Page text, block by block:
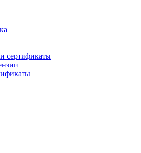
сертификаты